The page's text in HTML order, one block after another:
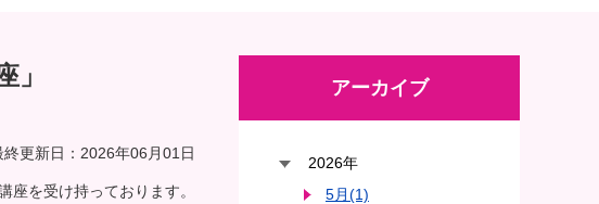
」
更新日：2026年06月01日
座を受け持っております。
アーカイブ
2026年
5月(1)